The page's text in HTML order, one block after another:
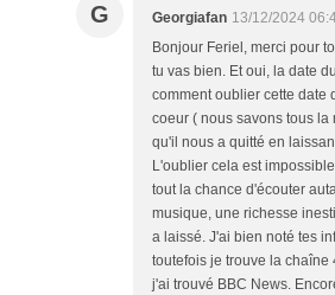
G Georgiafan 13/12/2024
Bonjour Feriel, merci pour
tu vas bien. Et oui, la date
comment oublier cette date
coeur ( nous savons tous
qu'il nous a quitté en
L'oublier cela est
tout la chance d'écouter
musique, une richesse
a laissé. J'ai bien noté tes
toutefois je trouve la chaîne
j'ai trouvé BBC News.